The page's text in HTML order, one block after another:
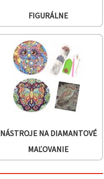
FIGURÁLNE
NÁSTROJE NA DIAMANTOVÉ
MAĽOVANIE